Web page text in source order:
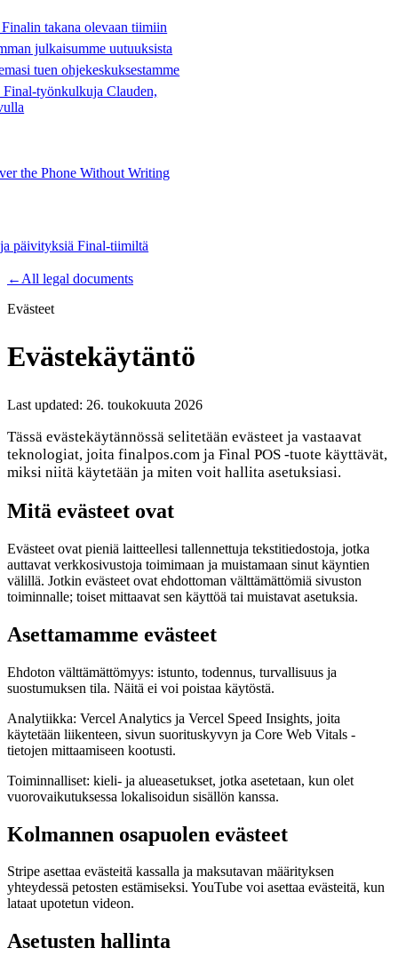
takana olevaan tiimiin
julkaisumme uutuuksista
tuen ohjekeskuksestamme
Final-työnkulkuja Clauden,
the Phone Without Writing
päivityksiä Final-tiimiltä
Product
Merchant Hub Manage Manage your business
Organization Tools BuildCreate unique checkout flows
ScaleDistribute your POS creations
custom capabilities
Solutions
JälleenmyyjilleLaunch and monetize a branded POS
Use Cases
ItsepalvelukassaSelf-service flows MobiilikassaCheckout
anywhere on the floor
Resources
JulkaisutiedotWhat's new in our latest release
← All legal documents
Evästeet
Evästekäytäntö
Last updated: 26. toukokuuta 2026
Tässä evästekäytännössä selitetään evästeet ja vastaavat
teknologiat, joita finalpos.com ja Final POS -tuote käyttävät,
miksi niitä käytetään ja miten voit hallita asetuksiasi.
Mitä evästeet ovat
Evästeet ovat pieniä laitteellesi tallennettuja tekstitiedostoja, jotka
auttavat verkkosivustoja toimimaan ja muistamaan sinut käyntien
välillä. Jotkin evästeet ovat ehdottoman välttämättömiä sivuston
toiminnalle; toiset mittaavat sen käyttöä tai muistavat asetuksia.
Asettamamme evästeet
Ehdoton välttämättömyys: istunto, todennus, turvallisuus ja
suostumuksen tila. Näitä ei voi poistaa käytöstä.
Analytiikka: Vercel Analytics ja Vercel Speed Insights, joita
käytetään liikenteen, sivun suorituskyvyn ja Core Web Vitals -
tietojen mittaamiseen kootusti.
Toiminnalliset: kieli- ja alueasetukset, jotka asetetaan, kun olet
vuorovaikutuksessa lokalisoidun sisällön kanssa.
Kolmannen osapuolen evästeet
Stripe asettaa evästeitä kassalla ja maksutavan määrityksen
yhteydessä petosten estämiseksi. YouTube voi asettaa evästeitä, kun
lataat upotetun videon.
Asetusten hallinta